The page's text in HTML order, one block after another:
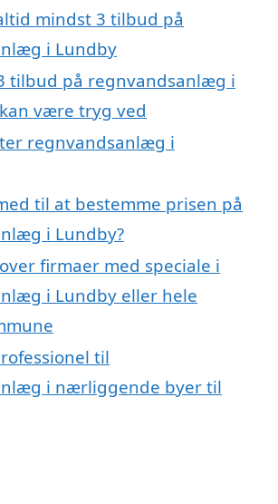
mindst 3 tilbud på
i Lundby
tilbud på regnvandsanlæg i
være tryg ved
regnvandsanlæg i
til at bestemme prisen på
i Lundby?
firmaer med speciale i
i Lundby eller hele
til
i nærliggende byer til